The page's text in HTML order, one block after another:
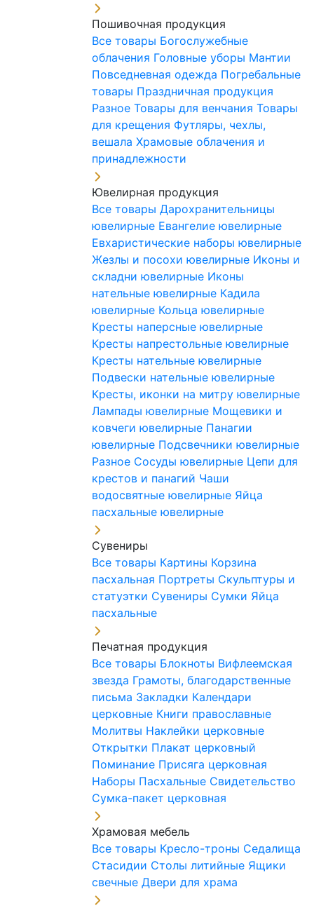
Пошивочная продукция
Все товары Богослужебные
облачения Головные уборы Мантии
Повседневная одежда Погребальные
товары Праздничная продукция
Разное Товары для венчания Товары
для крещения Футляры, чехлы,
вешала Храмовые облачения и
принадлежности
Ювелирная продукция
Все товары Дарохранительницы
ювелирные Евангелие ювелирные
Евхаристические наборы ювелирные
Жезлы и посохи ювелирные Иконы и
складни ювелирные Иконы
нательные ювелирные Кадила
ювелирные Кольца ювелирные
Кресты наперсные ювелирные
Кресты напрестольные ювелирные
Кресты нательные ювелирные
Подвески нательные ювелирные
Кресты, иконки на митру ювелирные
Лампады ювелирные Мощевики и
ковчеги ювелирные Панагии
ювелирные Подсвечники ювелирные
Разное Сосуды ювелирные Цепи для
крестов и панагий Чаши
водосвятные ювелирные Яйца
пасхальные ювелирные
Сувениры
Все товары Картины Корзина
пасхальная Портреты Скульптуры и
статуэтки Сувениры Сумки Яйца
пасхальные
Печатная продукция
Все товары Блокноты Вифлеемская
звезда Грамоты, благодарственные
письма Закладки Календари
церковные Книги православные
Молитвы Наклейки церковные
Открытки Плакат церковный
Поминание Присяга церковная
Наборы Пасхальные Свидетельство
Сумка-пакет церковная
Храмовая мебель
Все товары Кресло-троны Седалища
Стасидии Столы литийные Ящики
свечные Двери для храма